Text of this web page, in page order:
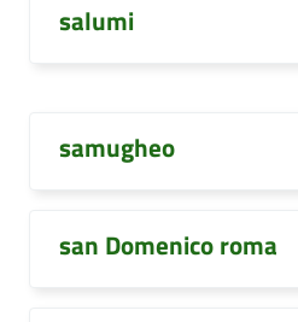
salumi
samugheo
san Domenico roma